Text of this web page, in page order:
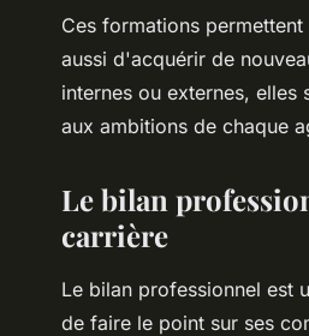
Ces formations
aussi d'acquérir de
internes ou externes,
aux ambitions de chaque
Le bilan
carrière
Le bilan professionnel est
de faire le point sur ses